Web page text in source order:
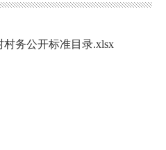
务公开标准目录.xlsx